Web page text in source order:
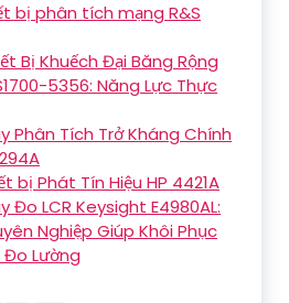
bị phân tích mạng R&S
Bị Khuếch Đại Băng Rộng
5356: Năng Lực Thực
Phân Tích Trở Kháng Chính
bị Phát Tín Hiệu HP 4421A
Đo LCR Keysight E4980AL:
Nghiệp Giúp Khôi Phục
Lường